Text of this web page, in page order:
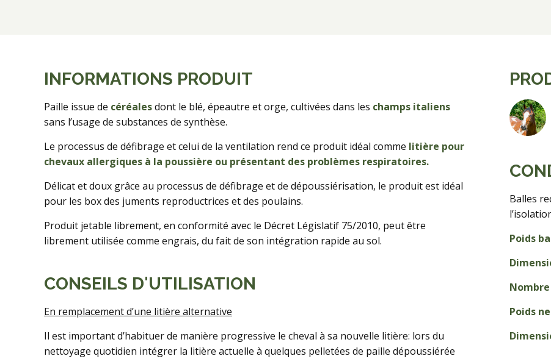
INFORMATIONS PRODUIT
Paille issue de céréalesdont le blé, épeautre et orge, cultivées dans les champs italiens
sans l’usage de substances de synthèse.
Le processus de défibrage et celui de la ventilation rend ce produit idéal comme litière pour
chevaux allergiques à la poussière ou présentant des problèmes respiratoires.
Délicat et doux grâce au processus de défibrage et de dépoussiérisation, le produit est idéal
pour les box des juments reproductrices et des poulains.
Produit jetable librement, en conformité avec le Décret Législatif 75/2010, peut être
librement utilisée comme engrais, du fait de son intégration rapide au sol.
CONSEILS D'UTILISATION
En remplacement d’une litière alternative
Il est important d’habituer de manière progressive le cheval à sa nouvelle litière: lors du
nettoyage quotidien intégrer la litière actuelle à quelques pelletées de paille dépoussiérée
Balles
Poids
Poids